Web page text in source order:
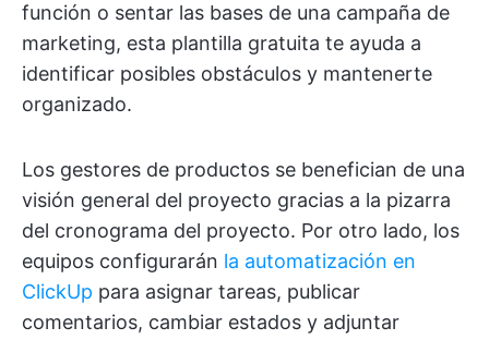
función o sentar las bases de una campaña de
marketing, esta plantilla gratuita te ayuda a
identificar posibles obstáculos y mantenerte
organizado.
Los gestores de productos se benefician de una
visión general del proyecto gracias a la pizarra
del cronograma del proyecto. Por otro lado, los
equipos configurarán la automatización en
ClickUp para asignar tareas, publicar
comentarios, cambiar estados y adjuntar